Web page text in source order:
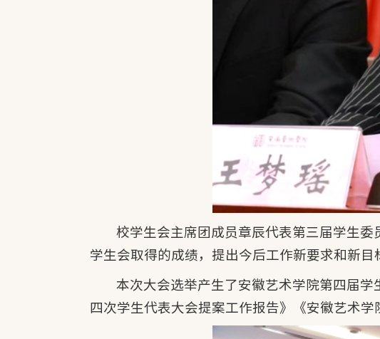
校学生会主席团成员章辰代表第三届学生
学生会取得的成绩，提出今后工作新要求和新目
本次大会选举产生了安徽艺术学院第四届
四次学生代表大会提案工作报告》《安徽艺术